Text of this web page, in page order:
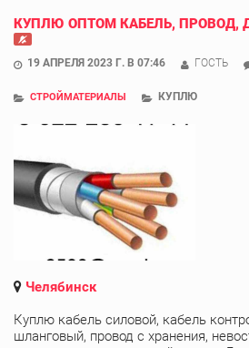
КУПЛЮ ОПТОМ КАБЕЛЬ, ПРОВОД,
19 АПРЕЛЯ 2023 Г. В 07:46 ГОСТЬ
СТРОЙМАТЕРИАЛЫ КУПЛЮ
Челябинск
Куплю кабель силовой, кабель
шланговый, провод с хранения,